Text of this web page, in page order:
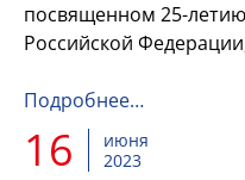
посвященном 25-
Российской
Подробнее…
16
июня
2023